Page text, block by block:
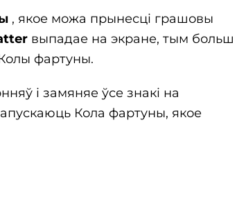
, якое можа прынесці грашовы
выпадае на экране, тым больш
фартуны.
і замяняе ўсе знакі на
Кола фартуны, якое